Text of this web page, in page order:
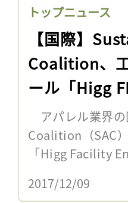
トップニュース
【国際】
Coalition、
ール「Higg
アパレル業界
Coalition（SAC
「Higg Facility
2017/12/09